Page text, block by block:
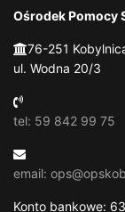
Ośrodek Pomocy
76-251
ul. Wodna 20/3
tel: 59 842 99 75
email:
Konto bankowe: